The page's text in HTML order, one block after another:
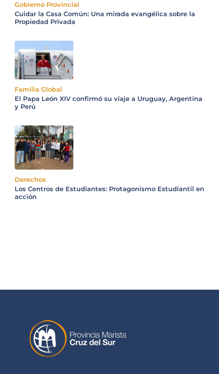
Gobierno Provincial
Cuidar la Casa Común: Una mirada evangélica sobre la
Propiedad Privada
Familia Global
El Papa León XIV confirmó su viaje a Uruguay, Argentina
y Perú
Derechos
Los Centros de Estudiantes: Protagonismo Estudiantil en
acción